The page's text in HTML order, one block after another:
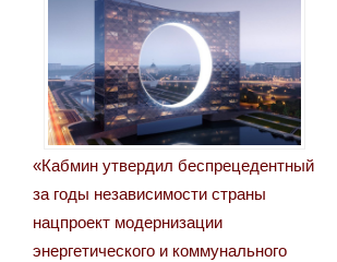
«Кабмин утвердил беспрецедентный
за годы независимости страны
нацпроект модернизации
энергетического и коммунального